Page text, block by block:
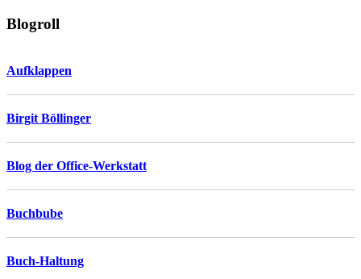
Blogroll
Aufklappen
Birgit Böllinger
Blog der Office-Werkstatt
Buchbube
Buch-Haltung